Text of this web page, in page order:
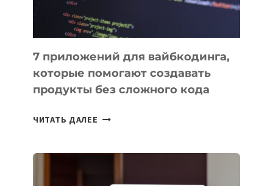
7 приложений для вайбкодинга,
которые помогают создавать
продукты без сложного кода
ЧИТАТЬ ДАЛЕЕ